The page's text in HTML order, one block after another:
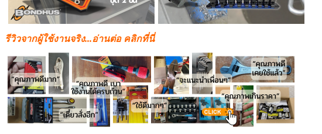
รีวิวจากผู้ใช้งานจริง...อ่านต่อ คลิกที่นี่